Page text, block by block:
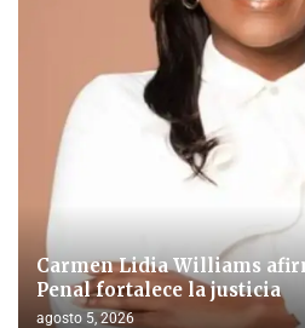
Carmen Lidia Williams
Penal fortalece la justicia
agosto 5, 2026